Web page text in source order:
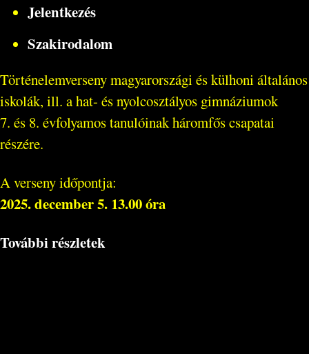
Jelentkezés
Szakirodalom
Történelemverseny magyarországi és külhoni általános
iskolák, ill. a hat- és nyolcosztályos gimnáziumok
7. és 8. évfolyamos tanulóinak háromfős csapatai
részére.
A verseny időpontja:
2025. december 5. 13.00 óra
További részletek